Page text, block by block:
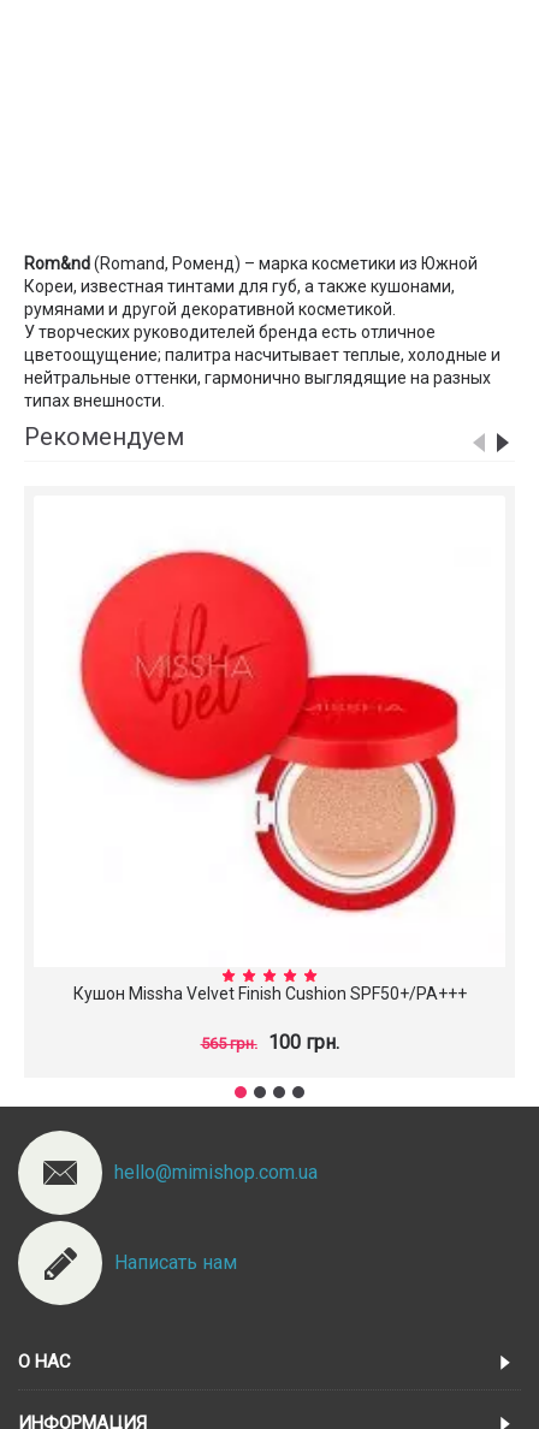
Rom&nd(Romand, Роменд) – марка косметики из Южной
Кореи, известная тинтами для губ, а также кушонами,
румянами и другой декоративной косметикой.
У творческих руководителей бренда есть отличное
цветоощущение; палитра насчитывает теплые, холодные и
нейтральные оттенки, гармонично выглядящие на разных
типах внешности.
Рекомендуем
Кушон Missha Velvet Finish Cushion SPF50+/PA+++
565 грн. 100 грн.
hello@mimishop.com.ua
Написать нам
О НАС
ИНФОРМАЦИЯ